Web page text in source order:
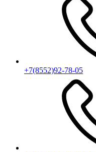
+7(8552)92-78-05